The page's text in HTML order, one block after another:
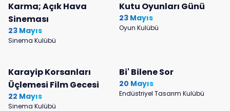
Karma; Açık Hava
Sineması
23 Mayıs
Sinema Kulübü
Kutu Oyunları Günü
23 Mayıs
Oyun Kulübü
Karayip Korsanları
Üçlemesi Film Gecesi
22 Mayıs
Sinema Kulübü
Bi' Bilene Sor
20 Mayıs
Endüstriyel Tasarım Kulübü